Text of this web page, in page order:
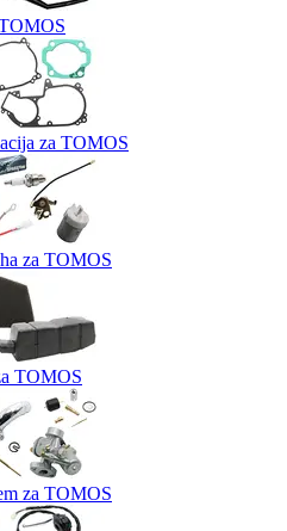
za TOMOS
za TOMOS
TOMOS
za TOMOS